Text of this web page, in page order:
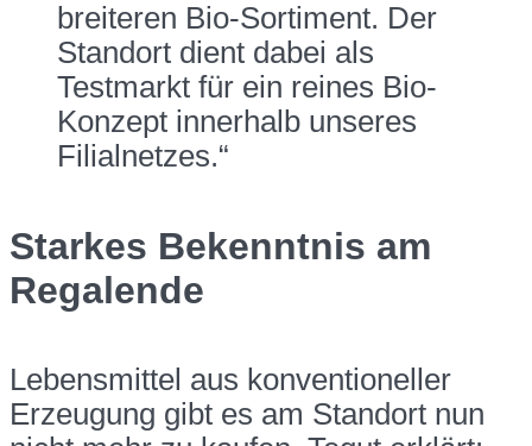
breiteren Bio-Sortiment. Der
Standort dient dabei als
Testmarkt für ein reines Bio-
Konzept innerhalb unseres
Filialnetzes.“
Starkes Bekenntnis am
Regalende
Lebensmittel aus konventioneller
Erzeugung gibt es am Standort nun